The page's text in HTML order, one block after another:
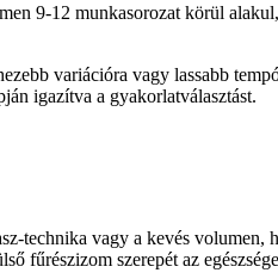
9-12 munkasorozat körül
variációra vagy lassabb
igazítva a gyakorlatválasztást.
technika vagy a kevés
fűrészizom szerepét az